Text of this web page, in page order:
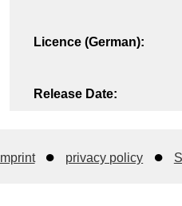
Licence (German):
Release Date:
Imprint privacy policy